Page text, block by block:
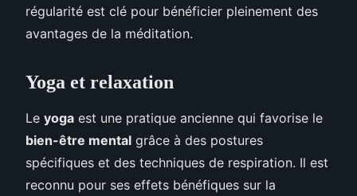
régularité est clé pour bénéficier pleinement des
avantages de la méditation.
Yoga et relaxation
Le yoga est une pratique ancienne qui favorise le
bien-être mental grâce à des postures
spécifiques et des techniques de respiration. Il est
reconnu pour ses effets bénéfiques sur la